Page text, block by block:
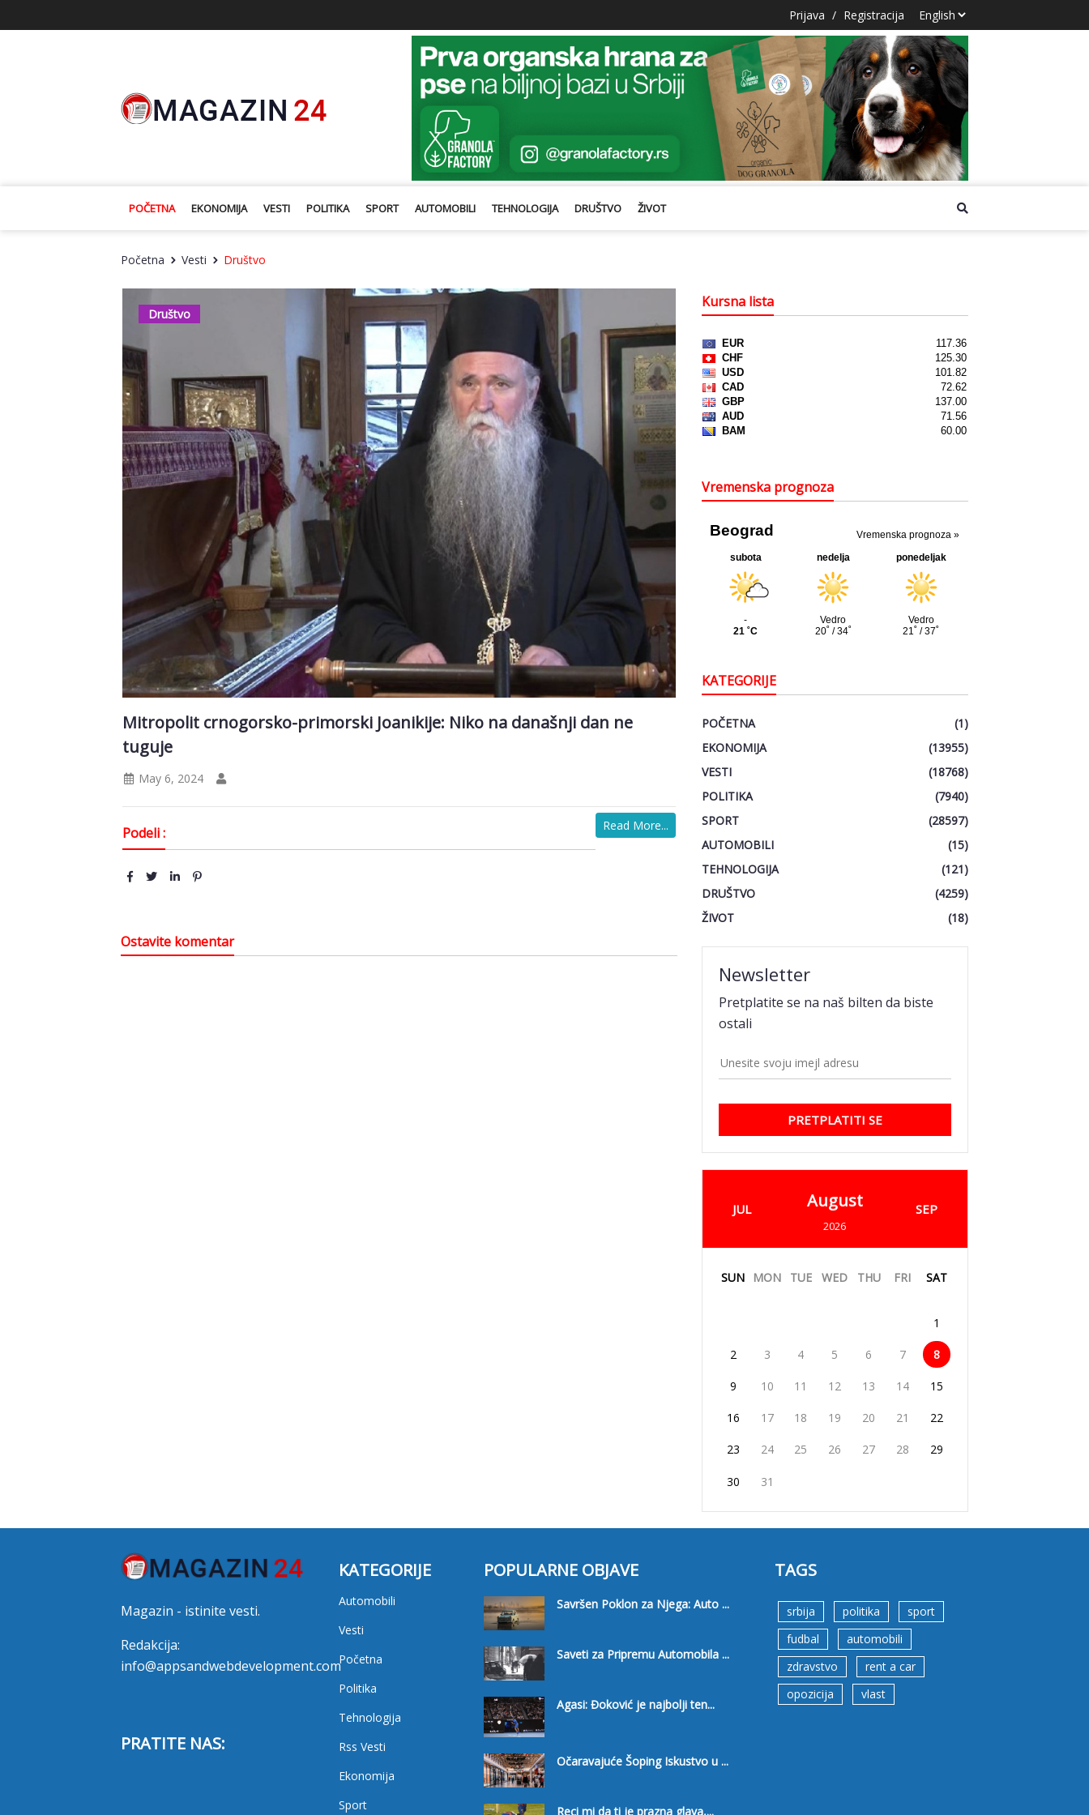
Prijava / Registracija
POČETNA EKONOMIJA VESTI POLITIKA SPORT AUTOMOBILI TEHNOLOGIJA DRUŠTVO ŽIVOT
Početna Vesti Društvo
Društvo
Mitropolit crnogorsko-primorski Joanikije: Niko na današnji dan ne
tuguje
May 6, 2024
Read More...
Podeli :
Ostavite komentar
Kursna lista
Vremenska prognoza
KATEGORIJE
POČETNA
(1)
EKONOMIJA
(13955)
VESTI
(18768)
POLITIKA
(7940)
SPORT
(28597)
AUTOMOBILI
(15)
TEHNOLOGIJA
(121)
DRUŠTVO
(4259)
ŽIVOT
(18)
Newsletter
Pretplatite se na naš bilten da biste
ostali
PRETPLATITI SE
JUL August
2026
SEP
SUN MON TUE WED THU FRI SAT
1
2 3 4 5 6 7 8
9 10 11 12 13 14 15
16 17 18 19 20 21 22
23 24 25 26 27 28 29
30 31
Magazin - istinite vesti.
Redakcija:
info@appsandwebdevelopment.com
PRATITE NAS:
KATEGORIJE
Automobili
Vesti
Početna
Politika
Tehnologija
Rss Vesti
Ekonomija
Sport
POPULARNE OBJAVE
Savršen Poklon za Njega: Auto ...
Saveti za Pripremu Automobila ...
Agasi: Đoković je najbolji ten...
Očaravajuće Šoping Iskustvo u ...
Reci mi da ti je prazna glava,...
TAGS
srbija politika
sport
fudbal
automobili
zdravstvo
rent a car
opozicija
vlast